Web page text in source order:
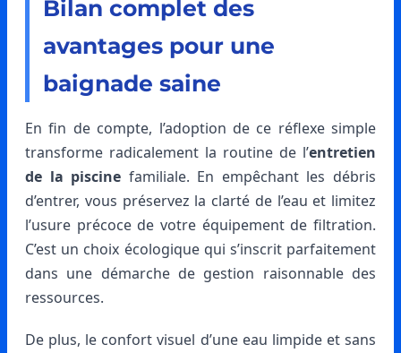
Bilan complet des
avantages pour une
baignade saine
En fin de compte, l’adoption de ce réflexe simple
transforme radicalement la routine de l’entretien
de la piscine familiale. En empêchant les débris
d’entrer, vous préservez la clarté de l’eau et limitez
l’usure précoce de votre équipement de filtration.
C’est un choix écologique qui s’inscrit parfaitement
dans une démarche de gestion raisonnable des
ressources.
De plus, le confort visuel d’une eau limpide et sans